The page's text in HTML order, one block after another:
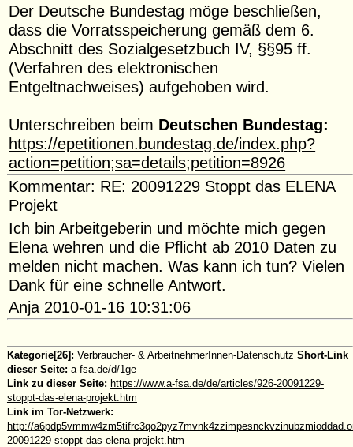
Der Deutsche Bundestag möge beschließen,
dass die Vorratsspeicherung gemäß dem 6.
Abschnitt des Sozialgesetzbuch IV, §§95 ff.
(Verfahren des elektronischen
Entgeltnachweises) aufgehoben wird.
Unterschreiben beim Deutschen Bundestag:
https://epetitionen.bundestag.de/index.php?
action=petition;sa=details;petition=8926
Kommentar: RE: 20091229 Stoppt das ELENA
Projekt
Ich bin Arbeitgeberin und möchte mich gegen
Elena wehren und die Pflicht ab 2010 Daten zu
melden nicht machen. Was kann ich tun? Vielen
Dank für eine schnelle Antwort.
Anja 2010-01-16 10:31:06
Kategorie[26]: Verbraucher- & ArbeitnehmerInnen-Datenschutz Short-Link
dieser Seite: a-fsa.de/d/1ge
Link zu dieser Seite: https://www.a-fsa.de/de/articles/926-20091229-
stoppt-das-elena-projekt.htm
Link im Tor-Netzwerk:
http://
20091229-stoppt-das-elena-projekt.htm